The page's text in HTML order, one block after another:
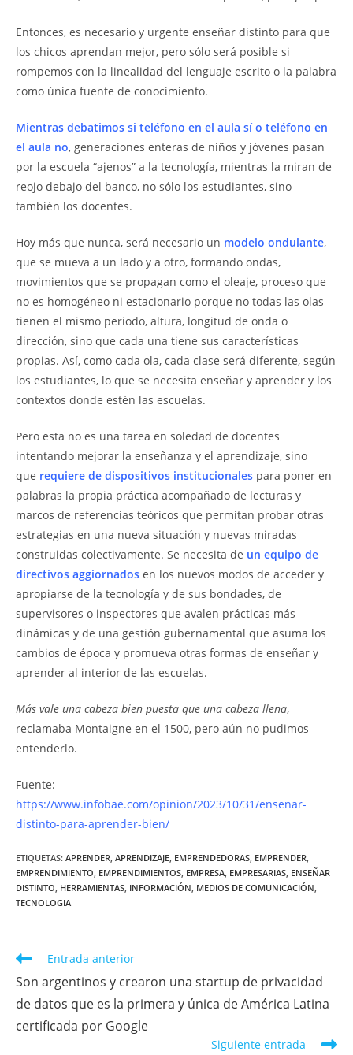
Entonces, es necesario y urgente enseñar distinto para que
los chicos aprendan mejor, pero sólo será posible si
rompemos con la linealidad del lenguaje escrito o la palabra
como única fuente de conocimiento.
Mientras debatimos si teléfono en el aula sí o teléfono en
el aula no, generaciones enteras de niños y jóvenes pasan
por la escuela “ajenos” a la tecnología, mientras la miran de
reojo debajo del banco, no sólo los estudiantes, sino
también los docentes.
Hoy más que nunca, será necesario un modelo ondulante,
que se mueva a un lado y a otro, formando ondas,
movimientos que se propagan como el oleaje, proceso que
no es homogéneo ni estacionario porque no todas las olas
tienen el mismo periodo, altura, longitud de onda o
dirección, sino que cada una tiene sus características
propias. Así, como cada ola, cada clase será diferente, según
los estudiantes, lo que se necesita enseñar y aprender y los
contextos donde estén las escuelas.
Pero esta no es una tarea en soledad de docentes
intentando mejorar la enseñanza y el aprendizaje, sino
que requiere de dispositivos institucionales para poner en
palabras la propia práctica acompañado de lecturas y
marcos de referencias teóricos que permitan probar otras
estrategias en una nueva situación y nuevas miradas
construidas colectivamente. Se necesita de un equipo de
directivos aggiornados en los nuevos modos de acceder y
apropiarse de la tecnología y de sus bondades, de
supervisores o inspectores que avalen prácticas más
dinámicas y de una gestión gubernamental que asuma los
cambios de época y promueva otras formas de enseñar y
aprender al interior de las escuelas.
Más vale una cabeza bien puesta que una cabeza llena,
reclamaba Montaigne en el 1500, pero aún no pudimos
entenderlo.
Fuente:
https://www.infobae.com/opinion/2023/10/31/ensenar-
distinto-para-aprender-bien/
ETIQUETAS: APRENDER APRENDIZAJE EMPRENDEDORAS EMPRENDER
EMPRENDIMIENTO EMPRENDIMIENTOS EMPRESA EMPRESARIAS ENSEÑAR
DISTINTO HERRAMIENTAS INFORMACIÓN MEDIOS DE COMUNICACIÓN
TECNOLOGIA
Entrada anterior
Son argentinos y crearon una startup de privacidad
de datos que es la primera y única de América Latina
certificada por Google
Siguiente entrada